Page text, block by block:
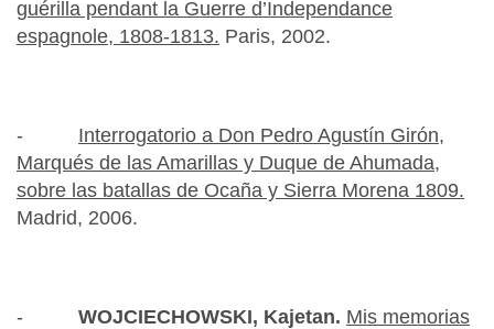
guérilla pendant la Guerre d’Independance
espagnole, 1808-1813. Paris, 2002.
- Interrogatorio a Don Pedro Agustín Girón,
Marqués de las Amarillas y Duque de Ahumada,
sobre las batallas de Ocaña y Sierra Morena 1809.
Madrid, 2006.
- WOJCIECHOWSKI, Kajetan. Mis memorias